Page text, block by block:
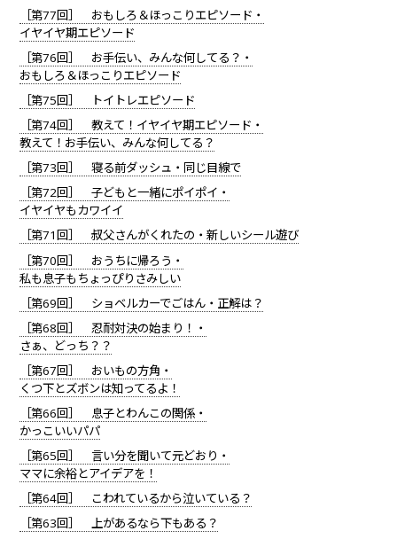
［第77回］ おもしろ＆ほっこりエピソード・
イヤイヤ期エピソード
［第76回］ お手伝い、みんな何してる？・
おもしろ＆ほっこりエピソード
［第75回］ トイトレエピソード
［第74回］ 教えて！イヤイヤ期エピソード・
教えて！お手伝い、みんな何してる？
［第73回］ 寝る前ダッシュ・同じ目線で
［第72回］ 子どもと一緒にポイポイ・
イヤイヤもカワイイ
［第71回］ 叔父さんがくれたの・新しいシール遊び
［第70回］ おうちに帰ろう・
私も息子もちょっぴりさみしい
［第69回］ ショベルカーでごはん・正解は？
［第68回］ 忍耐対決の始まり！・
さぁ、どっち？？
［第67回］ おいもの方角・
くつ下とズボンは知ってるよ！
［第66回］ 息子とわんこの関係・
かっこいいパパ
［第65回］ 言い分を聞いて元どおり・
ママに余裕とアイデアを！
［第64回］ こわれているから泣いている？
［第63回］ 上があるなら下もある？